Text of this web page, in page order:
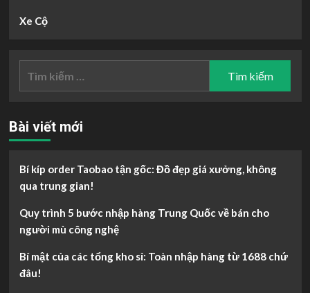
Xe Cộ
Bài viết mới
Bí kíp order Taobao tận gốc: Đồ đẹp giá xưởng, không
qua trung gian!
Quy trình 5 bước nhập hàng Trung Quốc về bán cho
người mù công nghệ
Bí mật của các tổng kho sỉ: Toàn nhập hàng từ 1688 chứ
đâu!